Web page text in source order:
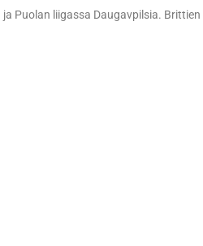
Puolan liigassa Daugavpilsia. Brittien